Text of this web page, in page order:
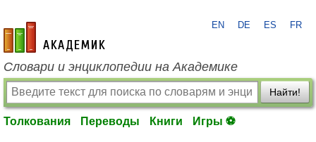
academic.ru
EN DE ES FR
Словари и энциклопедии на Академике
Найти!
Толкования Переводы Книги Игры ⚽